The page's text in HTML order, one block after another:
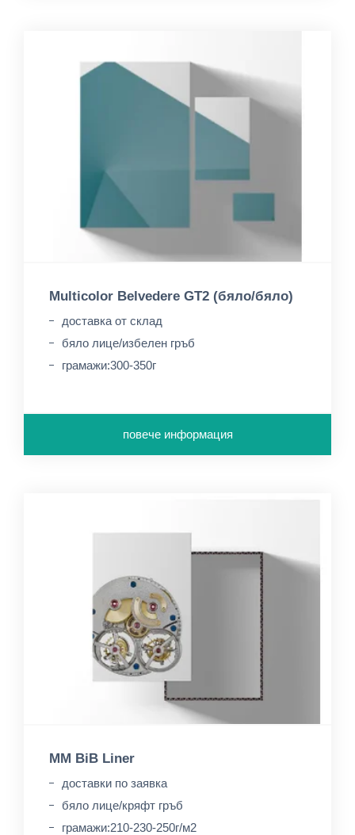
Multicolor Belvedere GT2 (бяло/бяло)
доставка от склад
бяло лице/избелен гръб
грамажи:300-350г
повече информация
MM BiB Liner
доставки по заявка
бяло лице/кряфт гръб
грамажи:210-230-250г/м2